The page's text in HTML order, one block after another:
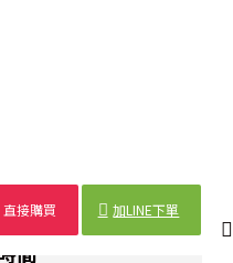
直接購買 加LINE下單
蜘
蛛
紙
質
道
具
布
置
節
慶
間